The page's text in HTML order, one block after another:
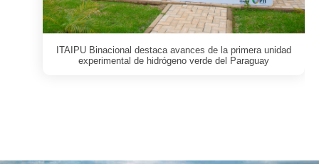
ITAIPU Binacional destaca avances de la primera unidad
experimental de hidrógeno verde del Paraguay